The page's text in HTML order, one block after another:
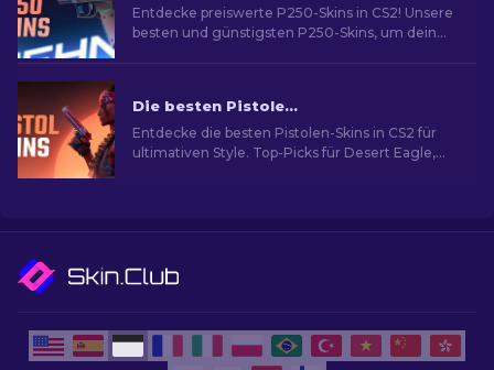
Entdecke preiswerte P250-Skins in CS2! Unsere
besten und günstigsten P250-Skins, um dein
Die besten Pistolen-Skins in CS2 [2026]
Entdecke die besten Pistolen-Skins in CS2 für
ultimativen Style. Top-Picks für Desert Eagle,